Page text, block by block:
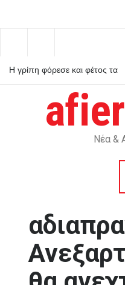
Η γρίπη φόρεσε και φέτος τα
Επίσημα στη Ντουμπάι ο
Σενγκέλια, κατέβαλε το buy
out στην Μπαρτσελόνα
Νέα &